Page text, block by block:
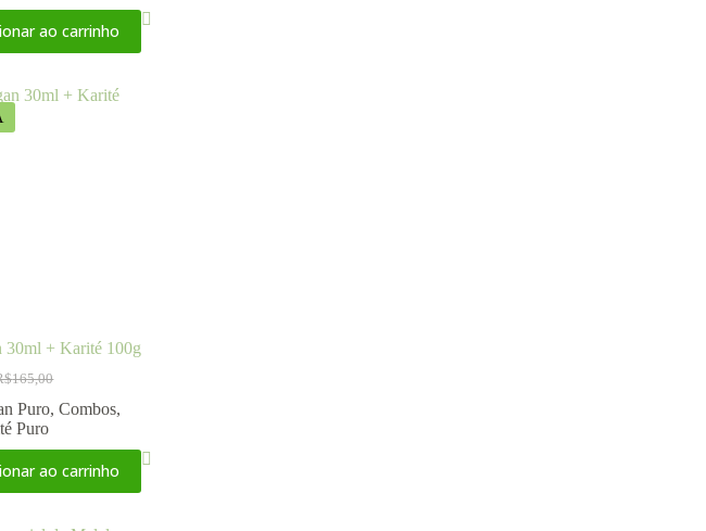
ao carrinho
+ Karité 100g
165,00
Puro,Combos,
Puro
ao carrinho